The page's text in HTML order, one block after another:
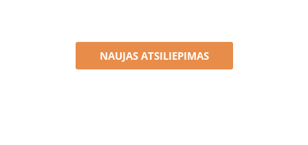
NAUJAS ATSILIEPIMAS